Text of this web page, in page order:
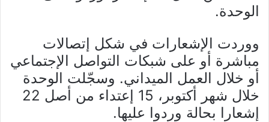
الوحدة.
ووردت الإشعارات في شكل إتصالات
مباشرة أو على شبكات التواصل الإجتماعي
أو خلال العمل الميداني. وسجّلت الوحدة
خلال شهر أكتوبر، 15 إعتداء من أصل 22
إشعارا بحالة وردوا عليها.